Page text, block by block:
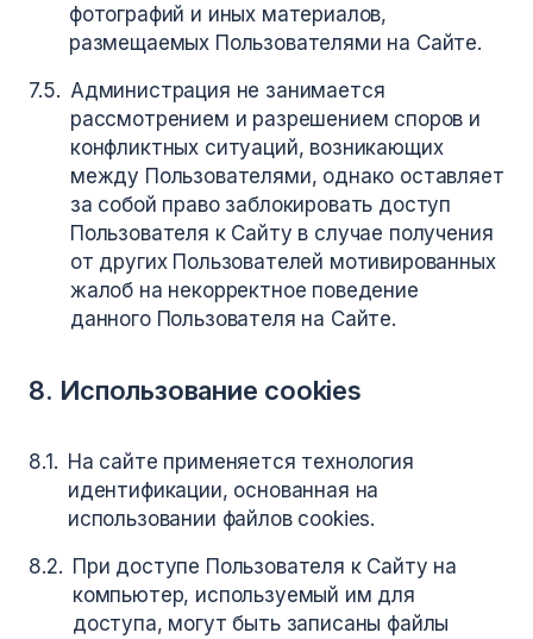
фотографий и иных материалов,
размещаемых Пользователями на Сайте.
Администрация не занимается
рассмотрением и разрешением споров и
конфликтных ситуаций, возникающих
между Пользователями, однако оставляет
за собой право заблокировать доступ
Пользователя к Сайту в случае получения
от других Пользователей мотивированных
жалоб на некорректное поведение
данного Пользователя на Сайте.
8. Использование cookies
На сайте применяется технология
идентификации, основанная на
использовании файлов cookies.
При доступе Пользователя к Сайту на
компьютер, используемый им для
доступа, могут быть записаны файлы